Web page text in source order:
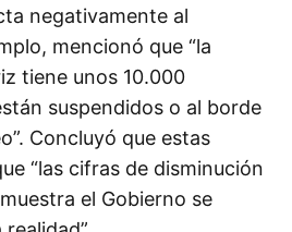
negativamente al
mencionó que “la
tiene unos 10.000
suspendidos o al borde
Concluyó que estas
“las cifras de disminución
el Gobierno se